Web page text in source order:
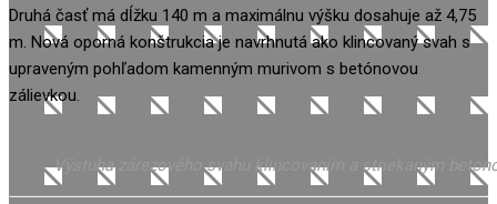
Druhá časť má dĺžku 140 m a maximálnu výšku dosahuje až 4,75
m. Nová oporná konštrukcia je navrhnutá ako klincovaný svah s
upraveným pohľadom kamenným murivom s betónovou
zálievkou.
Výstuha zárezového svahu klincovaním a striekaným